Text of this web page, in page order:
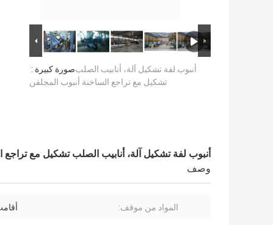
صورة كبيرة :أنبوب لفة تشكيل آلة، أنابيب الصلب
تشكيل مع تراجع الساخنة أنبوب المجلفن
أنبوب لفة تشكيل آلة، أنابيب الصلب تشكيل مع تراجع
وصف
المواد من موقف: